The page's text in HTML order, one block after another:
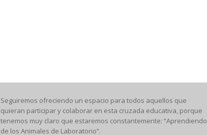
Seguiremos ofreciendo un espacio para todos aquellos que
quieran participar y colaborar en esta cruzada educativa, porque
tenemos muy claro que estaremos constantemente: “Aprendiendo
de los Animales de Laboratorio”.